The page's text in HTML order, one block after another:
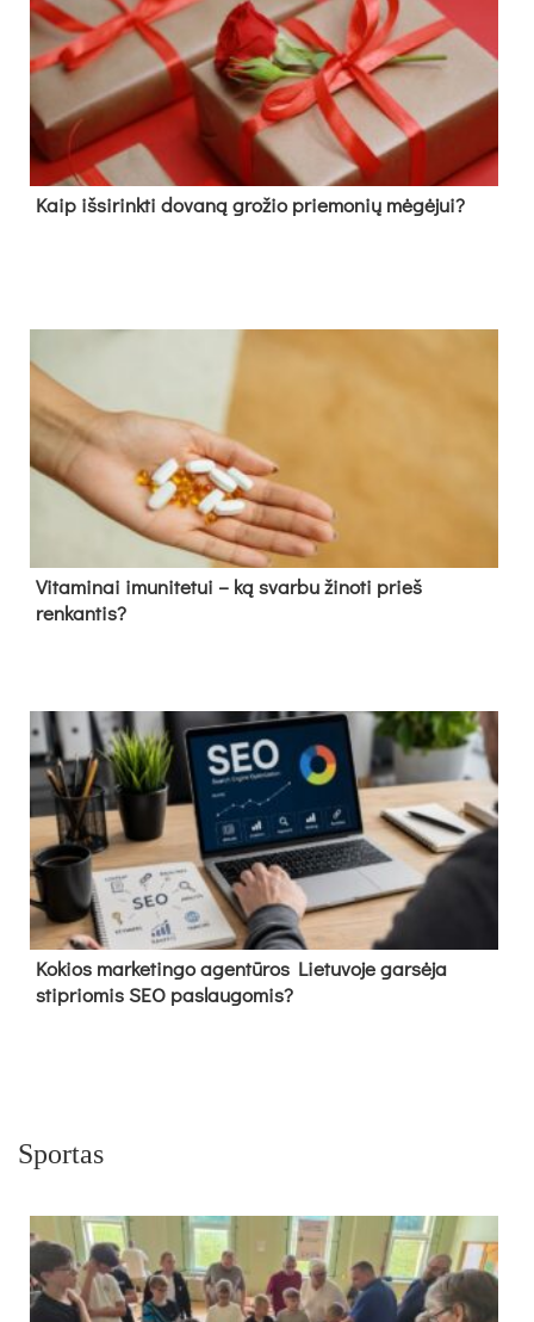
Kaip išsirinkti dovaną grožio priemonių mėgėjui?
Vitaminai imunitetui – ką svarbu žinoti prieš
renkantis?
Kokios marketingo agentūros Lietuvoje garsėja
stipriomis SEO paslaugomis?
Sportas